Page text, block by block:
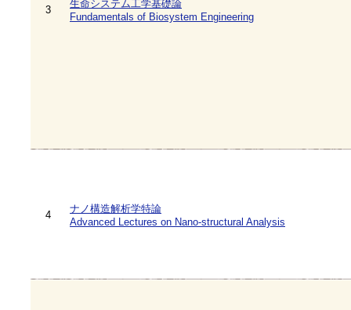
3
生命システム工学基礎論
Fundamentals of Biosystem Engineering
4
ナノ構造解析学特論
Advanced Lectures on Nano-structural Analysis